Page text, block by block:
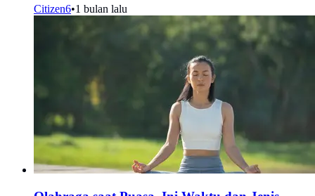
Citizen6•1 bulan lalu